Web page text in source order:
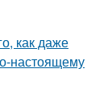
как даже
настоящему